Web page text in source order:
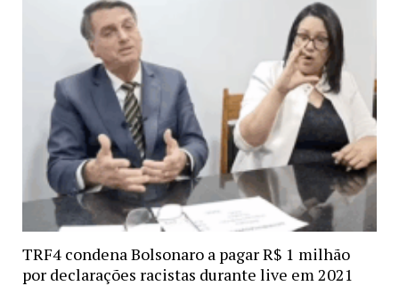
TRF4 condena Bolsonaro a pagar R$ 1 milhão
por declarações racistas durante live em 2021